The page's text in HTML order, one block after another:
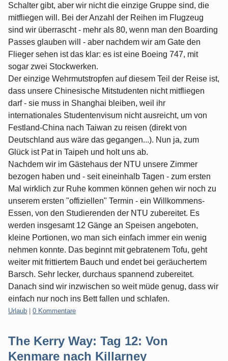
Schalter gibt, aber wir nicht die einzige Gruppe sind, die
mitfliegen will. Bei der Anzahl der Reihen im Flugzeug
sind wir überrascht - mehr als 80, wenn man den Boarding
Passes glauben will - aber nachdem wir am Gate den
Flieger sehen ist das klar: es ist eine Boeing 747, mit
sogar zwei Stockwerken.
Der einzige Wehrmutstropfen auf diesem Teil der Reise ist,
dass unsere Chinesische Mitstudenten nicht mitfliegen
darf - sie muss in Shanghai bleiben, weil ihr
internationales Studentenvisum nicht ausreicht, um von
Festland-China nach Taiwan zu reisen (direkt von
Deutschland aus wäre das gegangen...). Nun ja, zum
Glück ist Pat in Taipeh und holt uns ab.
Nachdem wir im Gästehaus der NTU unsere Zimmer
bezogen haben und - seit eineinhalb Tagen - zum ersten
Mal wirklich zur Ruhe kommen können gehen wir noch zu
unserem ersten "offiziellen" Termin - ein Willkommens-
Essen, von den Studierenden der NTU zubereitet. Es
werden insgesamt 12 Gänge an Speisen angeboten,
kleine Portionen, wo man sich einfach immer ein wenig
nehmen konnte. Das beginnt mit gebratenem Tofu, geht
weiter mit frittiertem Bauch und endet bei geräuchertem
Barsch. Sehr lecker, durchaus spannend zubereitet.
Danach sind wir inzwischen so weit müde genug, dass wir
einfach nur noch ins Bett fallen und schlafen.
Kategorien:
Urlaub 0 Kommentare
The Kerry Way: Tag 12: Von
Kenmare nach Killarney